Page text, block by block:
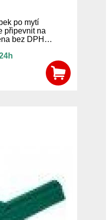
po mytí
připevnit na
bez DPH…